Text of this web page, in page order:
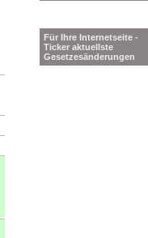
Für Ihre Internetseite -
Ticker aktuellste
Gesetzesänderungen